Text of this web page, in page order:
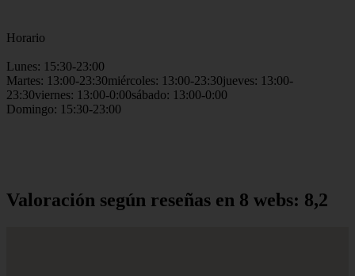
Horario
Lunes: 15:30-23:00
Martes: 13:00-23:30miércoles: 13:00-23:30jueves: 13:00-
23:30viernes: 13:00-0:00sábado: 13:00-0:00
Domingo: 15:30-23:00
Valoración según reseñas en 8 webs: 8,2